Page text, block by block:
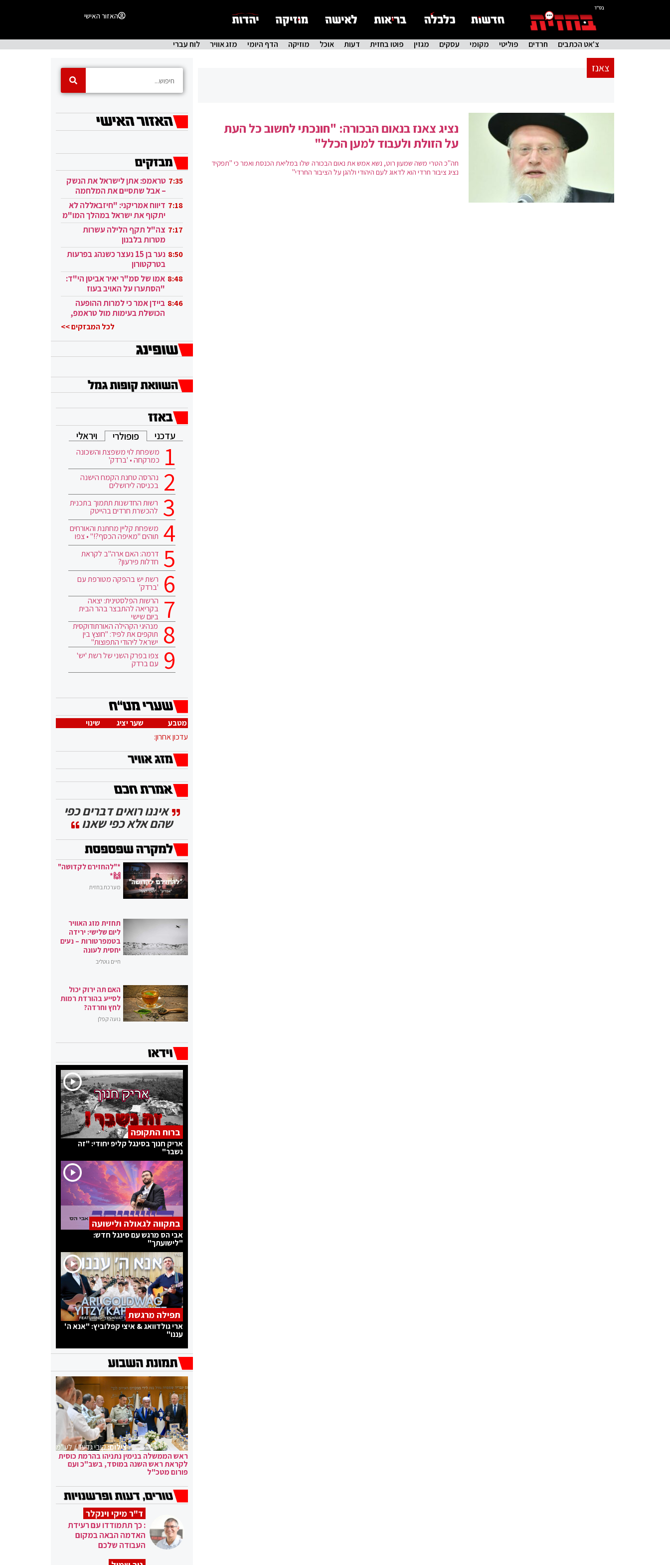
בס"ד
האזור האישי
צ'אט הכתבים חרדים פוליטי מקומי עסקים מגזין פוטו בחזית דעות אוכל מוזיקה הדף היומי מזג אוויר לוח עברי
צאנז
נציג צאנז בנאום הבכורה: "חונכתי לחשוב כל העת
על הזולת ולעבוד למען הכלל"
חה"כ הטרי משה שמעון רוט, נשא אמש את נאום הבכורה שלו במליאת הכנסת ואמר כי "תפקיד
נציג ציבור חרדי הוא לדאוג לעם היהודי ולהגן על הציבור החרדי"
7:35 טראמפ: אתן לישראל את הנשק
– אבל שתסיים את המלחמה
בעזה 7:18 דיווח אמריקני: "חיזבאללה לא
יתקוף את ישראל במהלך המו"מ
בקטאר" 7:17 צה"ל תקף הלילה עשרות
מטרות בלבנון
8:50
נער בן 15 נעצר כשנהג בפרעות
בטרקטורון
8:48 אמו של סמ"ר יאיר אביטן הי"ד:
"הסתערו על האויב בעוז
ובגבורה" 8:46 ביידן אמר כי למרות ההופעה
הכושלת בעימות מול טראמפ,
לכל המבזקים >>
עדכני פופולרי ויראלי
משפחת לוי משפצת והשכונה
כמרקחה • 'ברדק'
נהרסה טחנת הקמח הישנה
בכניסה לירושלים
רשות החדשנות תתמוך בתכנית
להכשרת חרדים בהייטק
משפחת קליין מחתנת והאורחים
תוהים "מאיפה הכסף?!" • צפו
דרמה: האם ארה"ב לקראת
חדלות פירעון?
רשת יש בהפקה מטורפת עם
'ברדק'
הרשות הפלסטינית: יצאה
בקריאה להתבצר בהר הבית
ביום שישי
מנהיגי הקהילה האורתודוקסית
תוקפים את לפיד: "חוצץ בין
ישראל ליהודי התפוצות"
צפו בפרק השני של רשת 'יש'
עם ברדק
מטבע שער יציג
שינוי
עדכון אחרון:
איננו רואים דברים כפי
שהם אלא כפי שאנו
*"להחזירם לקדושה"
🙌*
מערכת בחזית
תחזית מזג האוויר
ליום שלישי: ירידה
בטמפרטורות – נעים
יחסית לעונה
חיים גוטליב
האם תה ירוק יכול
לסייע בהורדת רמות
לחץ וחרדה?
נועה קפלן
ברוח התקופה
אריק חנוך בסינגל קליפ יחודי: "זה
נשבר"
בתקווה לגאולה ולישועה
אבי הס מרגש עם סינגל חדש:
"לישועתך"
תפילה מרגשת
ארי גולדוואג & איצי קפלוביץ: "אנא ה'
עננו"
צילום:קובי גדעון / לע"מ
ראש הממשלה בנימין נתניהו בהרמת כוסית
לקראת ראש השנה במוסד, בשב"כ ועם
פורום מטכ"ל
ד"ר מיקי וינקלר
: כך תתמודדו עם רעידת
האדמה הבאה במקום
העבודה שלכם